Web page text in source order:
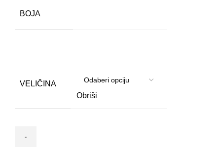
BOJA
VELIČINA
Obriši